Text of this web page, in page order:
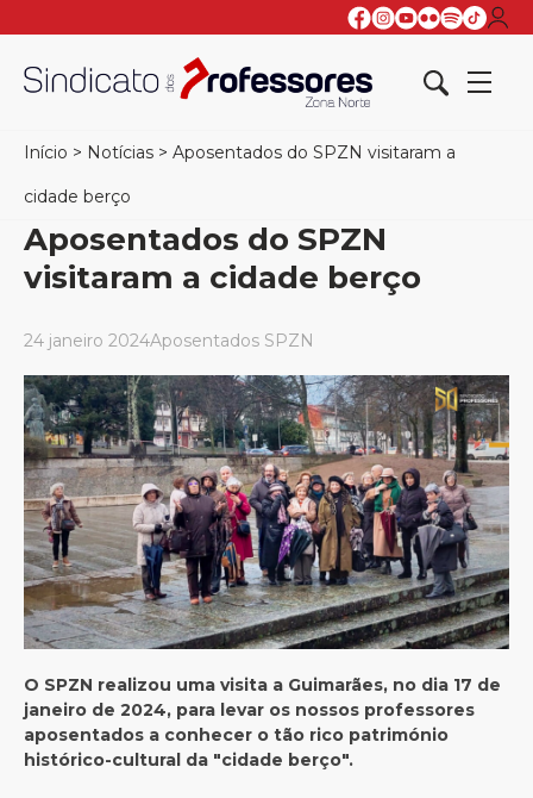
Início > Notícias > Aposentados do SPZN visitaram a
cidade berço
Aposentados do SPZN
visitaram a cidade berço
24 janeiro 2024Aposentados SPZN
O SPZN realizou uma visita a Guimarães, no dia 17 de
janeiro de 2024, para levar os nossos professores
aposentados a conhecer o tão rico património
histórico-cultural da "cidade berço".